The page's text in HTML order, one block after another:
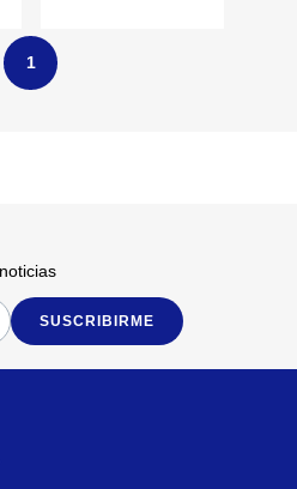
390 Ml
1
SUSCRIBIRME